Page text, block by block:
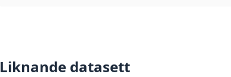
Liknande datasett